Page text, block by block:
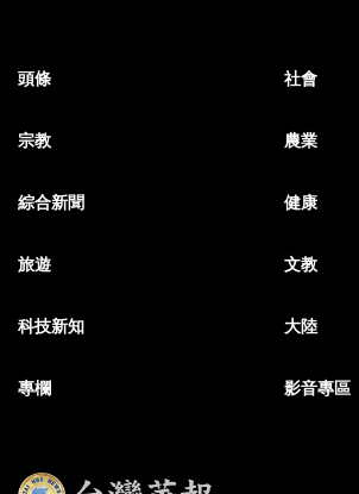
頭條 社會
宗教 農業
綜合新聞 健康
旅遊 文教
科技新知 大陸
專欄 影音專區